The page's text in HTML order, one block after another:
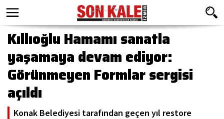
Kıllıoğlu Hamamı sanatla
yaşamaya devam ediyor:
Görünmeyen Formlar sergisi
açıldı
Konak Belediyesi tarafından geçen yıl restore